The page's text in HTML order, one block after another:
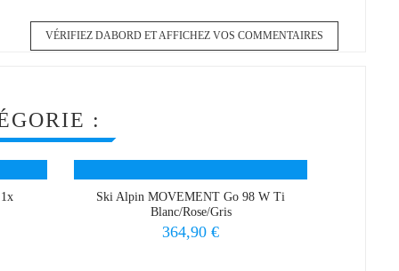
VÉRIFIEZ DABORD ET AFFICHEZ VOS COMMENTAIRES
:
Ski Alpin MOVEMENT Go 98 W Ti
Blanc/Rose/Gris
Prix
364,90 €